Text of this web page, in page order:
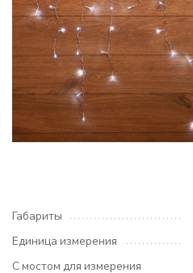
Габариты
Единица измерения
С мостом для измерения